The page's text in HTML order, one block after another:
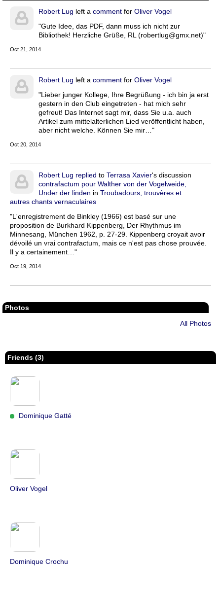
Robert Lug left a comment for Oliver Vogel
"Gute Idee, das PDF, dann muss ich nicht zur
Bibliothek! Herzliche Grüße, RL (robertlug@gmx.net)"
Oct 21, 2014
Robert Lug left a comment for Oliver Vogel
"Lieber junger Kollege, Ihre Begrüßung - ich bin ja erst
gestern in den Club eingetreten - hat mich sehr
gefreut! Das Internet sagt mir, dass Sie u.a. auch
Artikel zum mittelalterlichen Lied veröffentlicht haben,
aber nicht welche. Können Sie mir…"
Oct 20, 2014
Robert Lug replied to Terrasa Xavier's discussion
contrafactum pour Walther von der Vogelweide,
Under der linden in Troubadours, trouvères et
autres chants vernaculaires
"L'enregistrement de Binkley (1966) est basé sur une
proposition de Burkhard Kippenberg, Der Rhythmus im
Minnesang, München 1962, p. 27-29. Kippenberg croyait avoir
dévoilé un vrai contrafactum, mais ce n'est pas chose prouvée.
Il y a certainement…"
Oct 19, 2014
Photos
All Photos
Friends (3)
Dominique Gatté
Oliver Vogel
Dominique Crochu